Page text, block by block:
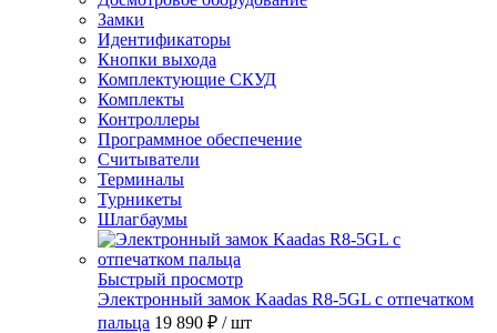
Замки
Идентификаторы
Кнопки выхода
Комплектующие СКУД
Комплекты
Контроллеры
Программное обеспечение
Считыватели
Терминалы
Турникеты
Шлагбаумы
Быстрый просмотр
Электронный замок Kaadas R8-5GL с отпечатком
пальца 19 890 ₽ / шт